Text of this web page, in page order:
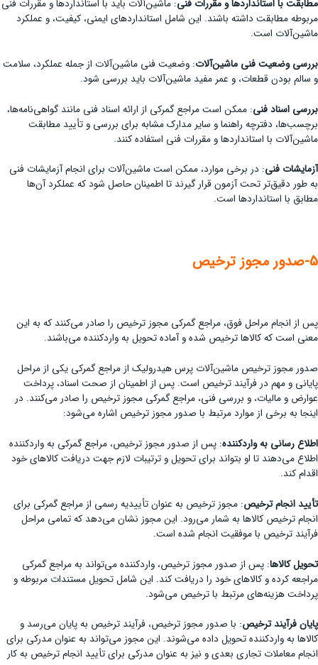
مطابقت با استانداردها و مقررات فنی: ماشین‌آلات باید با استانداردها و مقررات فنی
مربوطه مطابقت داشته باشند. این شامل استانداردهای ایمنی، کیفیت، و عملکرد
ماشین‌آلات است.
بررسی وضعیت فنی ماشین‌آلات: وضعیت فنی ماشین‌آلات از جمله عملکرد، سلامت
و سالم بودن قطعات، و عمر مفید ماشین‌آلات باید بررسی شود.
بررسی اسناد فنی: ممکن است مراجع گمرکی از ارائه اسناد فنی مانند گواهی‌نامه‌ها،
برچسب‌ها، دفترچه راهنما و سایر مدارک مشابه برای بررسی و تأیید مطابقت
ماشین‌آلات با استانداردها و مقررات فنی استفاده کنند.
آزمایشات فنی: در برخی موارد، ممکن است ماشین‌آلات برای انجام آزمایشات فنی
به طور دقیق‌تر تحت آزمون قرار گیرند تا اطمینان حاصل شود که عملکرد آن‌ها
مطابق با استانداردها است.
5-صدور مجوز ترخیص
پس از انجام مراحل فوق، مراجع گمرکی مجوز ترخیص را صادر می‌کنند که به این
معنی است که کالاها ترخیص شده و آماده تحویل به واردکننده می‌باشند.
صدور مجوز ترخیص ماشین‌آلات پرس هیدرولیک از مراجع گمرکی یکی از مراحل
پایانی و مهم در فرآیند ترخیص است. پس از اطمینان از صحت اسناد، پرداخت
عوارض و مالیات، و بررسی فنی، مراجع گمرکی مجوز ترخیص را صادر می‌کنند. در
اینجا به برخی از موارد مرتبط با صدور مجوز ترخیص اشاره می‌شود:
اطلاع رسانی به واردکننده: پس از صدور مجوز ترخیص، مراجع گمرکی به واردکننده
اطلاع می‌دهند تا او بتواند برای تحویل و ترتیبات لازم جهت دریافت کالاهای خود
اقدام کند.
تأیید انجام ترخیص: مجوز ترخیص به عنوان تأییدیه رسمی از مراجع گمرکی برای
انجام ترخیص کالاها به شمار می‌رود. این مجوز نشان می‌دهد که تمامی مراحل
فرآیند ترخیص با موفقیت انجام شده است.
تحویل کالاها: پس از صدور مجوز ترخیص، واردکننده می‌تواند به مراجع گمرکی
مراجعه کرده و کالاهای خود را دریافت کند. این شامل تحویل مستندات مربوطه و
پرداخت هزینه‌های مرتبط با ترخیص می‌شود.
پایان فرآیند ترخیص: با صدور مجوز ترخیص، فرآیند ترخیص به پایان می‌رسد و
کالاها به واردکننده تحویل داده می‌شوند. این مجوز می‌تواند به عنوان مدرکی برای
انجام معاملات تجاری بعدی و نیز به عنوان مدرکی برای تأیید انجام ترخیص به کار